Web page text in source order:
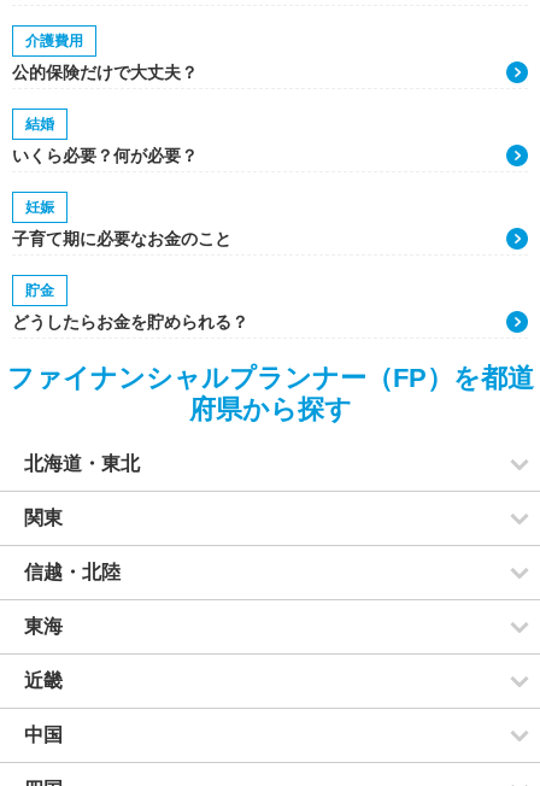
介護費用
公的保険だけで大丈夫？
結婚
いくら必要？何が必要？
妊娠
子育て期に必要なお金のこと
貯金
どうしたらお金を貯められる？
ファイナンシャルプランナー（FP）を都道
府県から探す
北海道・東北
関東
信越・北陸
東海
近畿
中国